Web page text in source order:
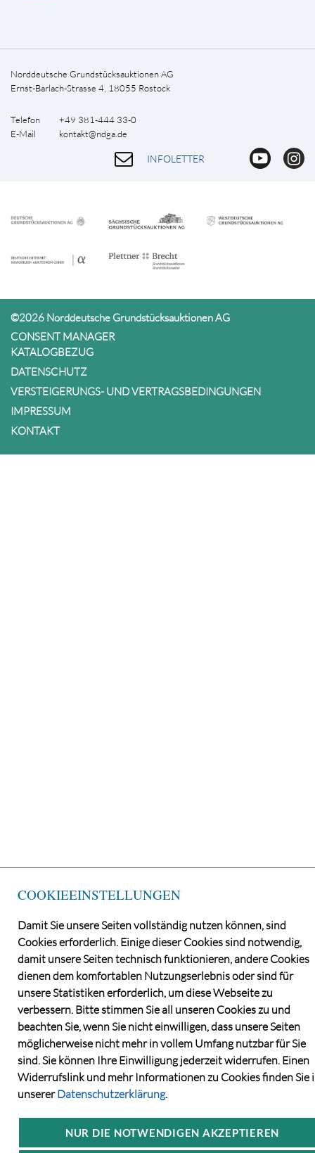
Norddeutsche Grundstücksauktionen AG
Ernst-Barlach-Strasse 4, 18055 Rostock
Telefon +49 381-444 33-0
E-Mail kontakt@ndga.de
INFOLETTER
©2026 Norddeutsche Grundstücksauktionen AG
CONSENT MANAGER
KATALOGBEZUG
DATENSCHUTZ
VERSTEIGERUNGS- UND VERTRAGSBEDINGUNGEN
IMPRESSUM
KONTAKT
COOKIEEINSTELLUNGEN
Damit Sie unsere Seiten vollständig nutzen können, sind
Cookies erforderlich. Einige dieser Cookies sind notwendig,
damit unsere Seiten technisch funktionieren, andere Cookies
dienen dem komfortablen Nutzungserlebnis oder sind für
unsere Statistiken erforderlich, um diese Webseite zu
verbessern. Bitte stimmen Sie all unseren Cookies zu und
beachten Sie, wenn Sie nicht einwilligen, dass unsere Seiten
möglicherweise nicht mehr in vollem Umfang nutzbar für Sie
sind. Sie können Ihre Einwilligung jederzeit widerrufen. Einen
Widerrufslink und mehr Informationen zu Cookies finden Sie
unsererDatenschutzerklärung.
NUR DIE NOTWENDIGEN AKZEPTIEREN